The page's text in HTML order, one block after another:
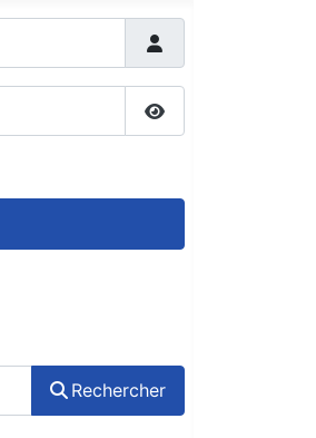
Afficher le mot de
Rechercher